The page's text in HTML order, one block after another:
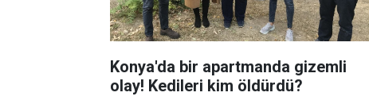
Konya'da bir apartmanda gizemli
olay! Kedileri kim öldürdü?